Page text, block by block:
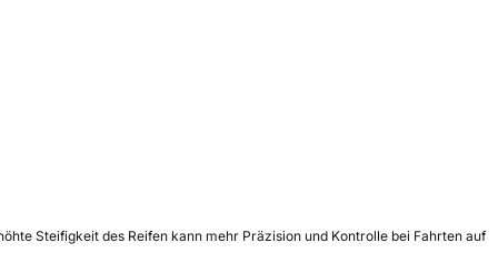
Steifigkeit des Reifen kann mehr Präzision und Kontrolle bei Fahrten auf